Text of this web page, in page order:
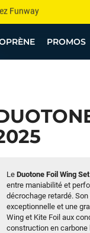
Funway
wingfoil, etc...
ailleurs ? On s’aligne !
PROMOS
Le Duotone Foil Wing
entre maniabilité et
décrochage retardé.
exceptionnelle et une
Wing et Kite Foil aux
construction en